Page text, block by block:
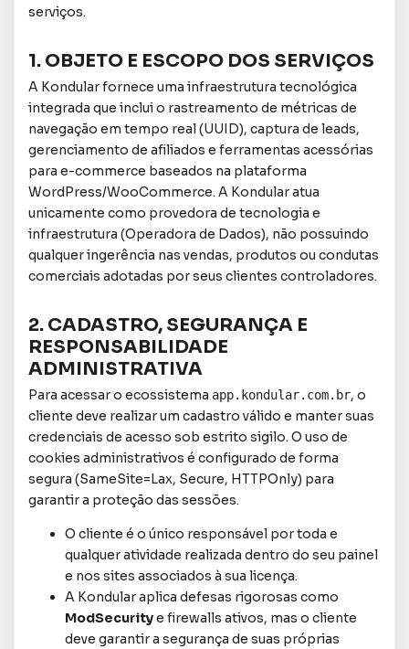
serviços.
1. OBJETO E ESCOPO DOS SERVIÇOS
A Kondular fornece uma infraestrutura tecnológica
integrada que inclui o rastreamento de métricas de
navegação em tempo real (UUID), captura de leads,
gerenciamento de afiliados e ferramentas acessórias
para e-commerce baseados na plataforma
WordPress/WooCommerce. A Kondular atua
unicamente como provedora de tecnologia e
infraestrutura (Operadora de Dados), não possuindo
qualquer ingerência nas vendas, produtos ou condutas
comerciais adotadas por seus clientes controladores.
2. CADASTRO, SEGURANÇA E
RESPONSABILIDADE
ADMINISTRATIVA
Para acessar o ecossistema app.kondular.com.br, o
cliente deve realizar um cadastro válido e manter suas
credenciais de acesso sob estrito sigilo. O uso de
cookies administrativos é configurado de forma
segura (SameSite=Lax, Secure, HTTPOnly) para
garantir a proteção das sessões.
O cliente é o único responsável por toda e
qualquer atividade realizada dentro do seu painel
e nos sites associados à sua licença.
A Kondular aplica defesas rigorosas como
ModSecuritye firewalls ativos, mas o cliente
deve garantir a segurança de suas próprias